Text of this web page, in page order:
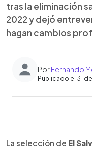
tras la eliminación
2022 y dejó
hagan cambios
PorFernando
Publicado el 31
Escuchar
La selección de El